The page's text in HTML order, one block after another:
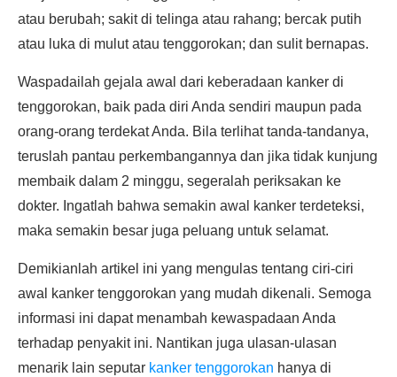
atau berubah; sakit di telinga atau rahang; bercak putih
atau luka di mulut atau tenggorokan; dan sulit bernapas.
Waspadailah gejala awal dari keberadaan kanker di
tenggorokan, baik pada diri Anda sendiri maupun pada
orang-orang terdekat Anda. Bila terlihat tanda-tandanya,
teruslah pantau perkembangannya dan jika tidak kunjung
membaik dalam 2 minggu, segeralah periksakan ke
dokter. Ingatlah bahwa semakin awal kanker terdeteksi,
maka semakin besar juga peluang untuk selamat.
Demikianlah artikel ini yang mengulas tentang ciri-ciri
awal kanker tenggorokan yang mudah dikenali. Semoga
informasi ini dapat menambah kewaspadaan Anda
terhadap penyakit ini. Nantikan juga ulasan-ulasan
menarik lain seputar kanker tenggorokan hanya di